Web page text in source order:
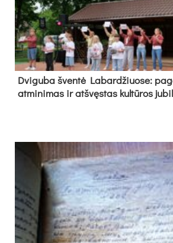
Dvi­gu­ba šven­tė La­bar­džiuo­se:
at­mi­ni­mas ir at­švęs­tas kul­tū­ros